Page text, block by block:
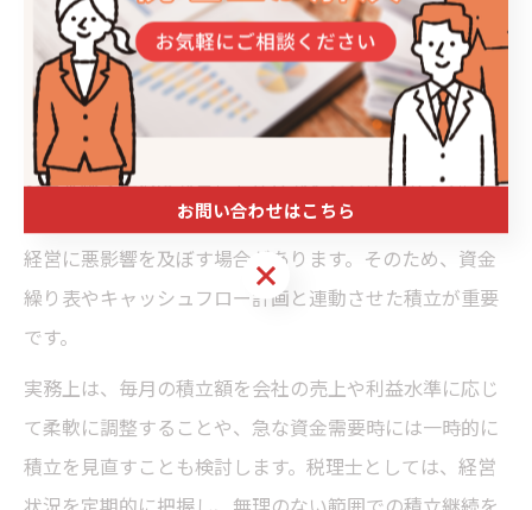
ます。
退職金積立と会社資金繰りのバランス
退職金積立は経営者の老後資金確保に有効ですが、会社
の資金繰りに過度な負担をかけないことが大切です。積
立額やタイミングを誤ると、会社の運転資金が不足し、
経営に悪影響を及ぼす場合があります。そのため、資金
繰り表やキャッシュフロー計画と連動させた積立が重要
です。
実務上は、毎月の積立額を会社の売上や利益水準に応じ
て柔軟に調整することや、急な資金需要時には一時的に
積立を見直すことも検討します。税理士としては、経営
お問い合わせはこちら
お問い合わせはこちら